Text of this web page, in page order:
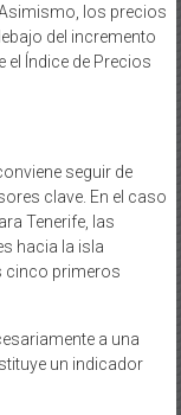
los precios
del incremento
el Índice de Precios
seguir de
clave. En el caso
Tenerife, las
hacia la isla
cinco primeros
a una
un indicador